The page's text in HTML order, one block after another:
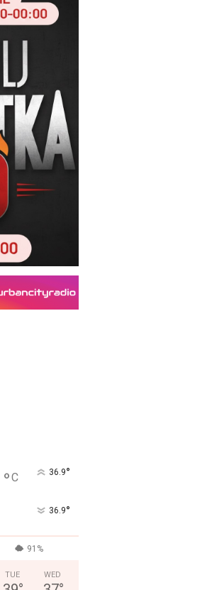
°C 36.9°
36.9°
91%
TUE WED